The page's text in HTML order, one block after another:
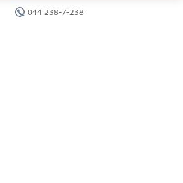
044 238-7-238